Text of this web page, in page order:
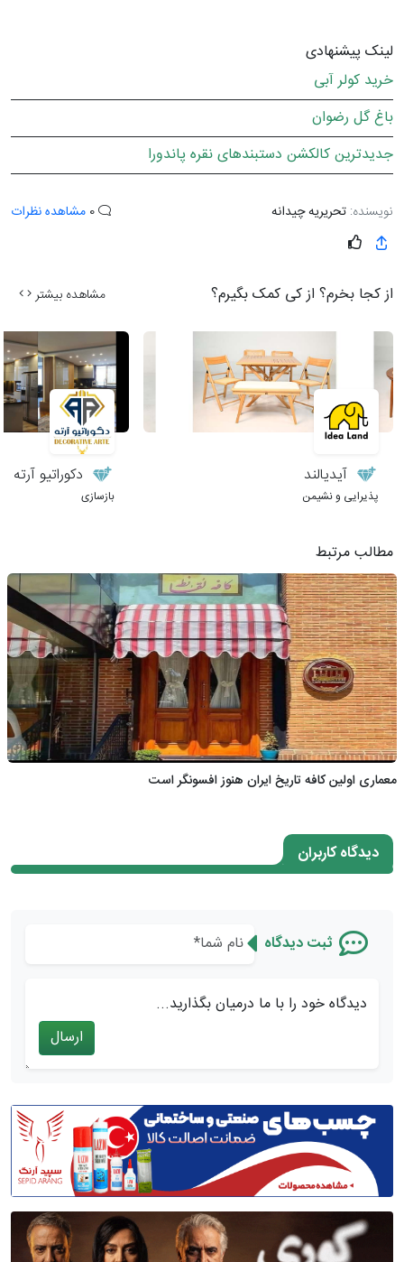
لینک پیشنهادی
خرید کولر آبی
باغ گل رضوان
جدیدترین کالکشن دستبندهای نقره پاندورا
نویسنده: تحریریه چیدانه مشاهده نظرات
از کجا بخرم؟ از کی کمک بگیرم؟ مشاهده بیشتر
آیدیالند
پذیرایی و نشیمن
دکوراتیو آرته
بازسازی
مطالب مرتبط
معماری اولین کافه تاریخ ایران هنوز افسونگر است
دیدگاه کاربران
ثبت دیدگاه
دیدگاه خود را با ما درمیان بگذارید...
ارسال